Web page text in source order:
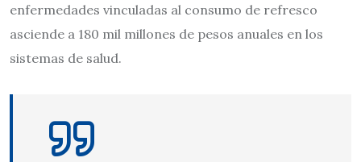
enfermedades vinculadas al consumo de refresco
asciende a 180 mil millones de pesos anuales en los
sistemas de salud.